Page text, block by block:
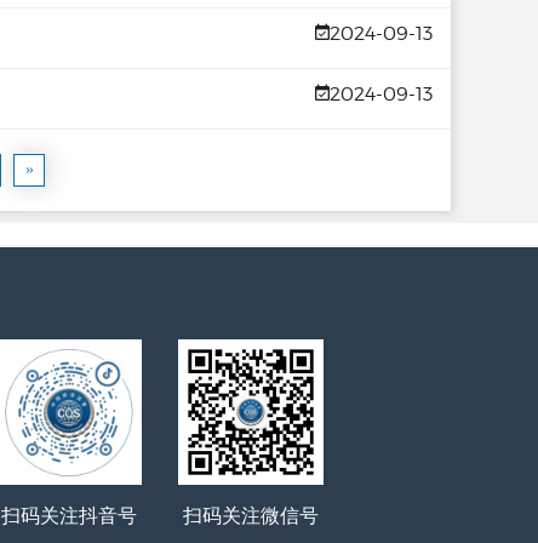
2024-09-13
2024-09-13
»
扫码关注抖音号 扫码关注微信号